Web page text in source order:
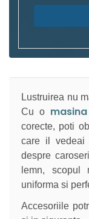
Lustruirea nu
Cu o
corecte, poti
care il vedeai
despre
lemn, scopul
uniforma si
Accesoriile